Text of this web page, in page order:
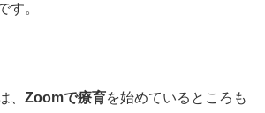
す。
、 Zoomで療育を始めているところも